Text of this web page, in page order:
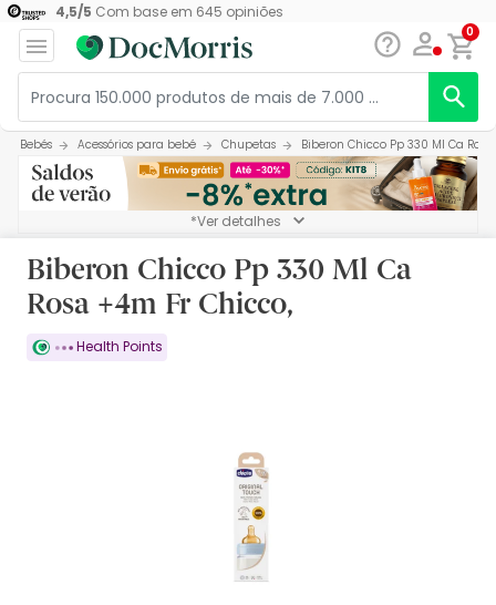
4,5/5 Com base em 645 opiniões
0
Bebés Acessórios para bebé Chupetas Biberon Chicco Pp 330 Ml Ca
*Ver detalhes
Biberon Chicco Pp 330 Ml Ca
Rosa +4m Fr Chicco,
Health Points